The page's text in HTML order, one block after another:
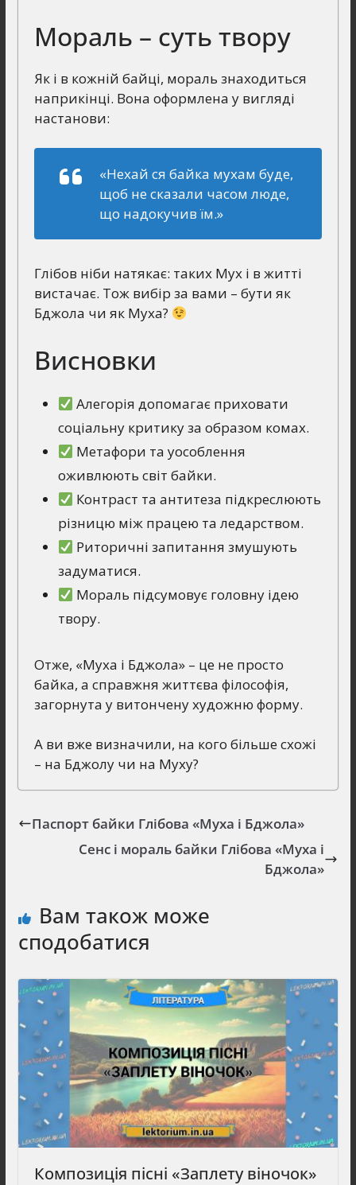
Мораль – суть твору
Як і в кожній байці, мораль знаходиться
наприкінці. Вона оформлена у вигляді
настанови:
«Нехай ся байка мухам буде,
щоб не сказали часом люде,
що надокучив їм.»
Глібов ніби натякає: таких Мух і в житті
вистачає. Тож вибір за вами – бути як
Бджола чи як Муха?
Висновки
Алегорія допомагає приховати
соціальну критику за образом комах.
Метафори та уособлення
оживлюють світ байки.
Контраст та антитеза підкреслюють
різницю між працею та ледарством.
Риторичні запитання змушують
задуматися.
Мораль підсумовує головну ідею
твору.
Отже, «Муха і Бджола» – це не просто
байка, а справжня життєва філософія,
загорнута у витончену художню форму.
А ви вже визначили, на кого більше схожі
– на Бджолу чи на Муху?
Паспорт байки Глібова «Муха і Бджола»
Сенс і мораль байки Глібова «Муха і
Бджола»
Вам також може
сподобатися
Композиція пісні «Заплету віночок»